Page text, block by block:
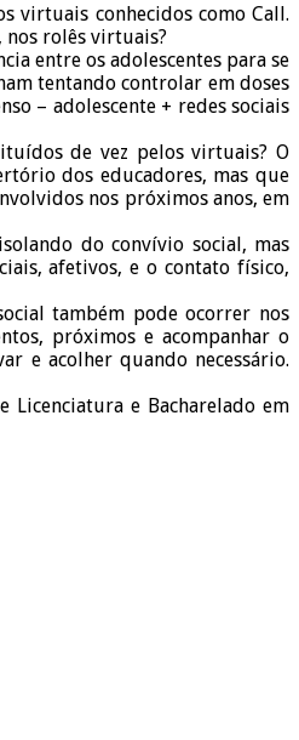
virtuais conhecidos como Call.
nos rolês virtuais?
entre os adolescentes para se
tentando controlar em doses
– adolescente + redes sociais
de vez pelos virtuais? O
dos educadores, mas que
nos próximos anos, em
do convívio social, mas
afetivos, e o contato físico,
também pode ocorrer nos
próximos e acompanhar o
e acolher quando necessário.
Licenciatura e Bacharelado em